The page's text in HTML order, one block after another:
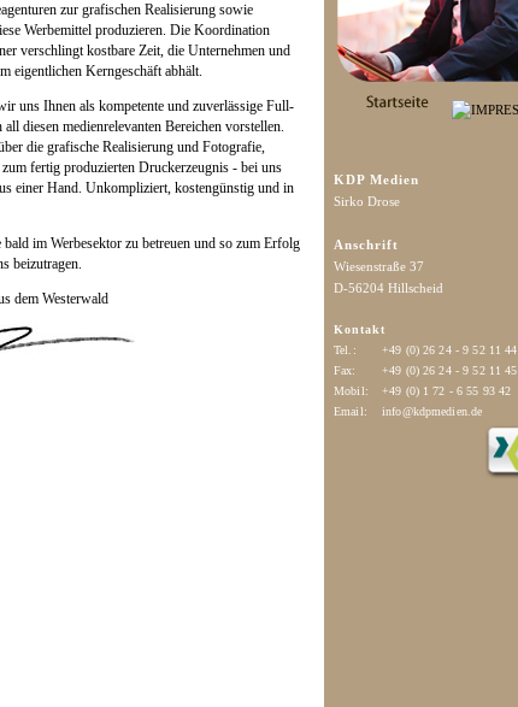
zur grafischen Realisierung sowie
Werbemittel produzieren. Die Koordination
verschlingt kostbare Zeit, die Unternehmen und
eigentlichen Kerngeschäft abhält.
uns Ihnen als kompetente und zuverlässige Full-
diesen medienrelevanten Bereichen vorstellen.
die grafische Realisierung und Fotografie,
fertig produzierten Druckerzeugnis - bei uns
einer Hand. Unkompliziert, kostengünstig und in
im Werbesektor zu betreuen und so zum Erfolg
beizutragen.
dem Westerwald
KDP Medien
Sirko Drose
Anschrift
Wiesenstraße 37
D-56204 Hillscheid
Kontakt
Tel.:
+49 (0) 26 24 - 9 52 11 44
Fax:
+49 (0) 26 24 - 9 52 11 45
Mobil:
+49 (0) 1 72 - 6 55 93 42
Email:
info@kdpmedien.de